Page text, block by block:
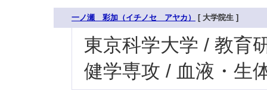
一ノ瀬 彩加（イチノセ アヤカ） [ 大学院生 ]
東京科学大学 / 教育
健学専攻 / 血液・生